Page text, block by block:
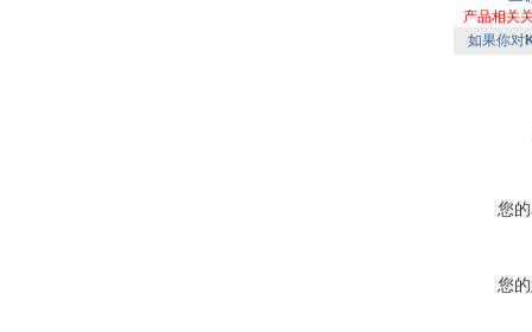
产品相关
如果你对
您的
您的